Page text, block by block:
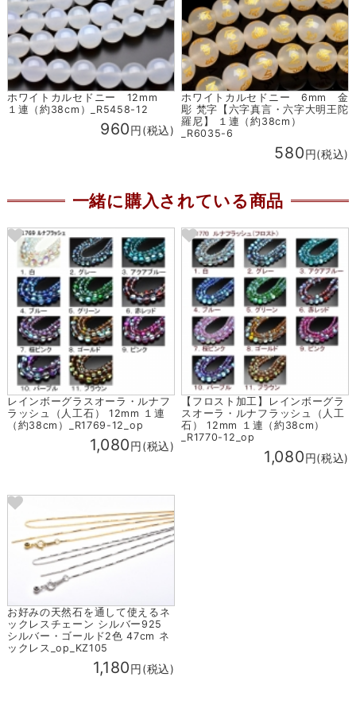
ホワイトカルセドニー 12mm
１連（約38cm）_R5458-12
960円(税込)
ホワイトカルセドニー 6mm 金
彫 梵字【六字真言・六字大明王陀
羅尼】 １連（約38cm）
_R6035-6
580円(税込)
一緒に購入されている商品
レインボーグラスオーラ・ルナフ
ラッシュ（人工石） 12mm １連
（約38cm）_R1769-12_op
1,080円(税込)
【フロスト加工】レインボーグラ
スオーラ・ルナフラッシュ（人工
石） 12mm １連（約38cm）
_R1770-12_op
1,080円(税込)
お好みの天然石を通して使えるネ
ックレスチェーン シルバー925
シルバー・ゴールド2色 47cm ネ
ックレス_op_KZ105
1,180円(税込)